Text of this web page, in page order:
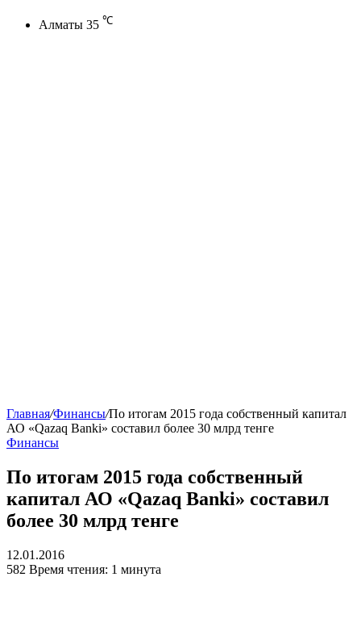
Алматы 35 ℃
Главная/Финансы/По итогам 2015 года собственный капитал
АО «Qazaq Banki» составил более 30 млрд тенге
Финансы
По итогам 2015 года собственный
капитал АО «Qazaq Banki» составил
более 30 млрд тенге
12.01.2016
582 Время чтения: 1 минута